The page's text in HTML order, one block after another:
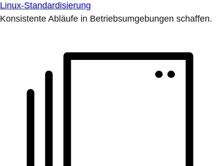
Linux-Standardisierung
Konsistente Abläufe in Betriebsumgebungen schaffen.